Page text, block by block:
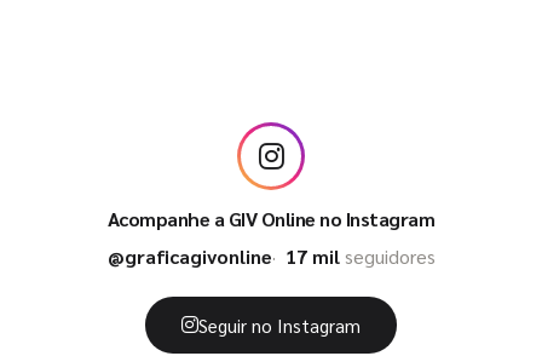
Acompanhe a GIV Online no Instagram
@graficagivonline
17 milseguidores
Seguir no Instagram